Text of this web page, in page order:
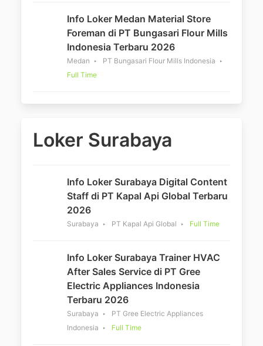
Info Loker Medan Material Store
Foreman di PT Bungasari Flour Mills
Indonesia Terbaru 2026
Medan
PT Bungasari Flour Mills Indonesia
Full Time
Loker Surabaya
Info Loker Surabaya Digital Content
Staff di PT Kapal Api Global Terbaru
2026
Surabaya PT Kapal Api Global Full Time
Info Loker Surabaya Trainer HVAC
After Sales Service di PT Gree
Electric Appliances Indonesia
Terbaru 2026
Surabaya
PT Gree Electric Appliances
Indonesia
Full Time